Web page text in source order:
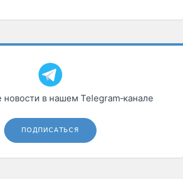
новости в нашем Telegram‑канале
ПОДПИСАТЬСЯ